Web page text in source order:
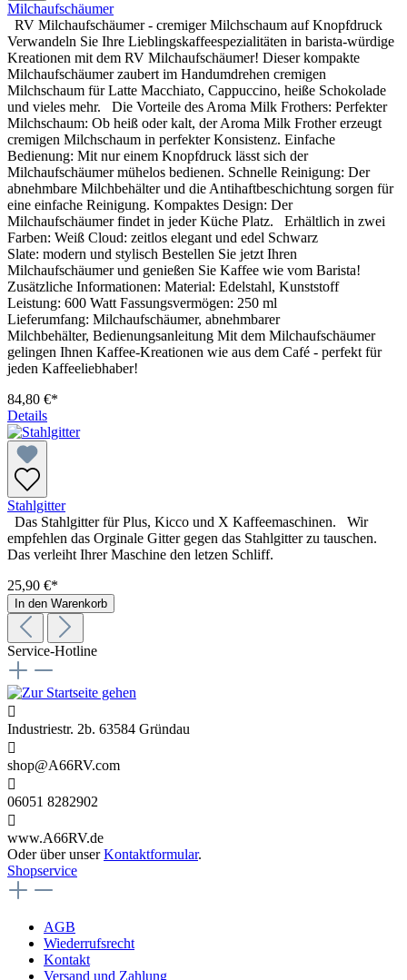
Milchaufschäumer
RV Milchaufschäumer - cremiger Milchschaum auf Knopfdruck
Verwandeln Sie Ihre Lieblingskaffeespezialitäten in barista-würdige
Kreationen mit dem RV Milchaufschäumer! Dieser kompakte
Milchaufschäumer zaubert im Handumdrehen cremigen
Milchschaum für Latte Macchiato, Cappuccino, heiße Schokolade
und vieles mehr. Die Vorteile des Aroma Milk Frothers: Perfekter
Milchschaum: Ob heiß oder kalt, der Aroma Milk Frother erzeugt
cremigen Milchschaum in perfekter Konsistenz. Einfache
Bedienung: Mit nur einem Knopfdruck lässt sich der
Milchaufschäumer mühelos bedienen. Schnelle Reinigung: Der
abnehmbare Milchbehälter und die Antihaftbeschichtung sorgen für
eine einfache Reinigung. Kompaktes Design: Der
Milchaufschäumer findet in jeder Küche Platz. Erhältlich in zwei
Farben: Weiß Cloud: zeitlos elegant und edel Schwarz
Slate: modern und stylisch Bestellen Sie jetzt Ihren
Milchaufschäumer und genießen Sie Kaffee wie vom Barista!
Zusätzliche Informationen: Material: Edelstahl, Kunststoff
Leistung: 600 Watt Fassungsvermögen: 250 ml
Lieferumfang: Milchaufschäumer, abnehmbarer
Milchbehälter, Bedienungsanleitung Mit dem Milchaufschäumer
gelingen Ihnen Kaffee-Kreationen wie aus dem Café - perfekt für
jeden Kaffeeliebhaber!
84,80 €*
Details
Stahlgitter
Das Stahlgitter für Plus, Kicco und X Kaffeemaschinen. Wir
empfehlen das Orginale Gitter gegen das Stahlgitter zu tauschen.
Das verleiht Ihrer Maschine den letzen Schliff.
25,90 €*
In den Warenkorb
Service-Hotline
Industriestr. 2b. 63584 Gründau
shop@A66RV.com
06051 8282902
www.A66RV.de
Oder über unserKontaktformular.
Shopservice
AGB
Wiederrufsrecht
Kontakt
Versand und Zahlung